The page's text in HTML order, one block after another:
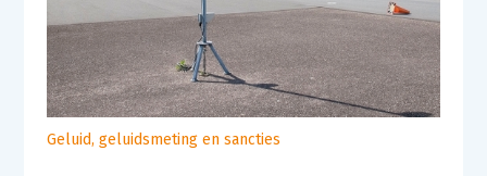
Geluid, geluidsmeting en sancties